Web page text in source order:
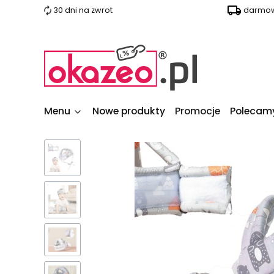
30 dni na zwrot
Menu Nowe produkty Promocje